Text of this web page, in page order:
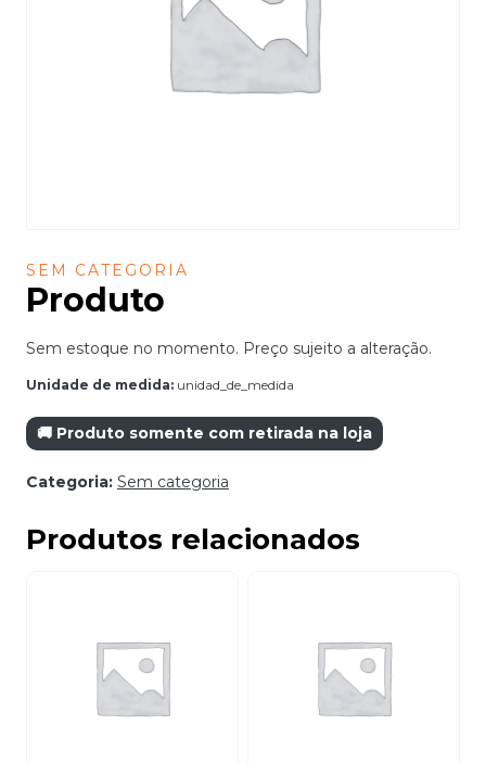
SEM CATEGORIA
Produto
Sem estoque no momento. Preço sujeito a alteração.
Unidade de medida: unidad_de_medida
🚚 Produto somente com retirada na loja
Categoria: Sem categoria
Produtos relacionados